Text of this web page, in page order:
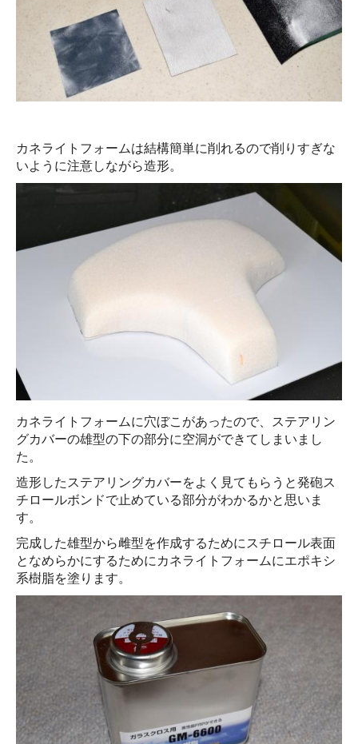
カネライトフォームは結構簡単に削れるので削りすぎな
いように注意しながら造形。
カネライトフォームに穴ぼこがあったので、ステアリン
グカバーの雄型の下の部分に空洞ができてしまいまし
た。
造形したステアリングカバーをよく見てもらうと発砲ス
チロールボンドで止めている部分がわかるかと思いま
す。
完成した雄型から雌型を作成するためにスチロール表面
となめらかにするためにカネライトフォームにエポキシ
系樹脂を塗ります。